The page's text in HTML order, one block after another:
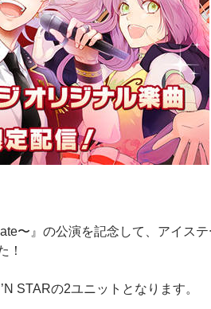
〜』の公演を記念して、アイス
！
STARの2ユニットとなります。